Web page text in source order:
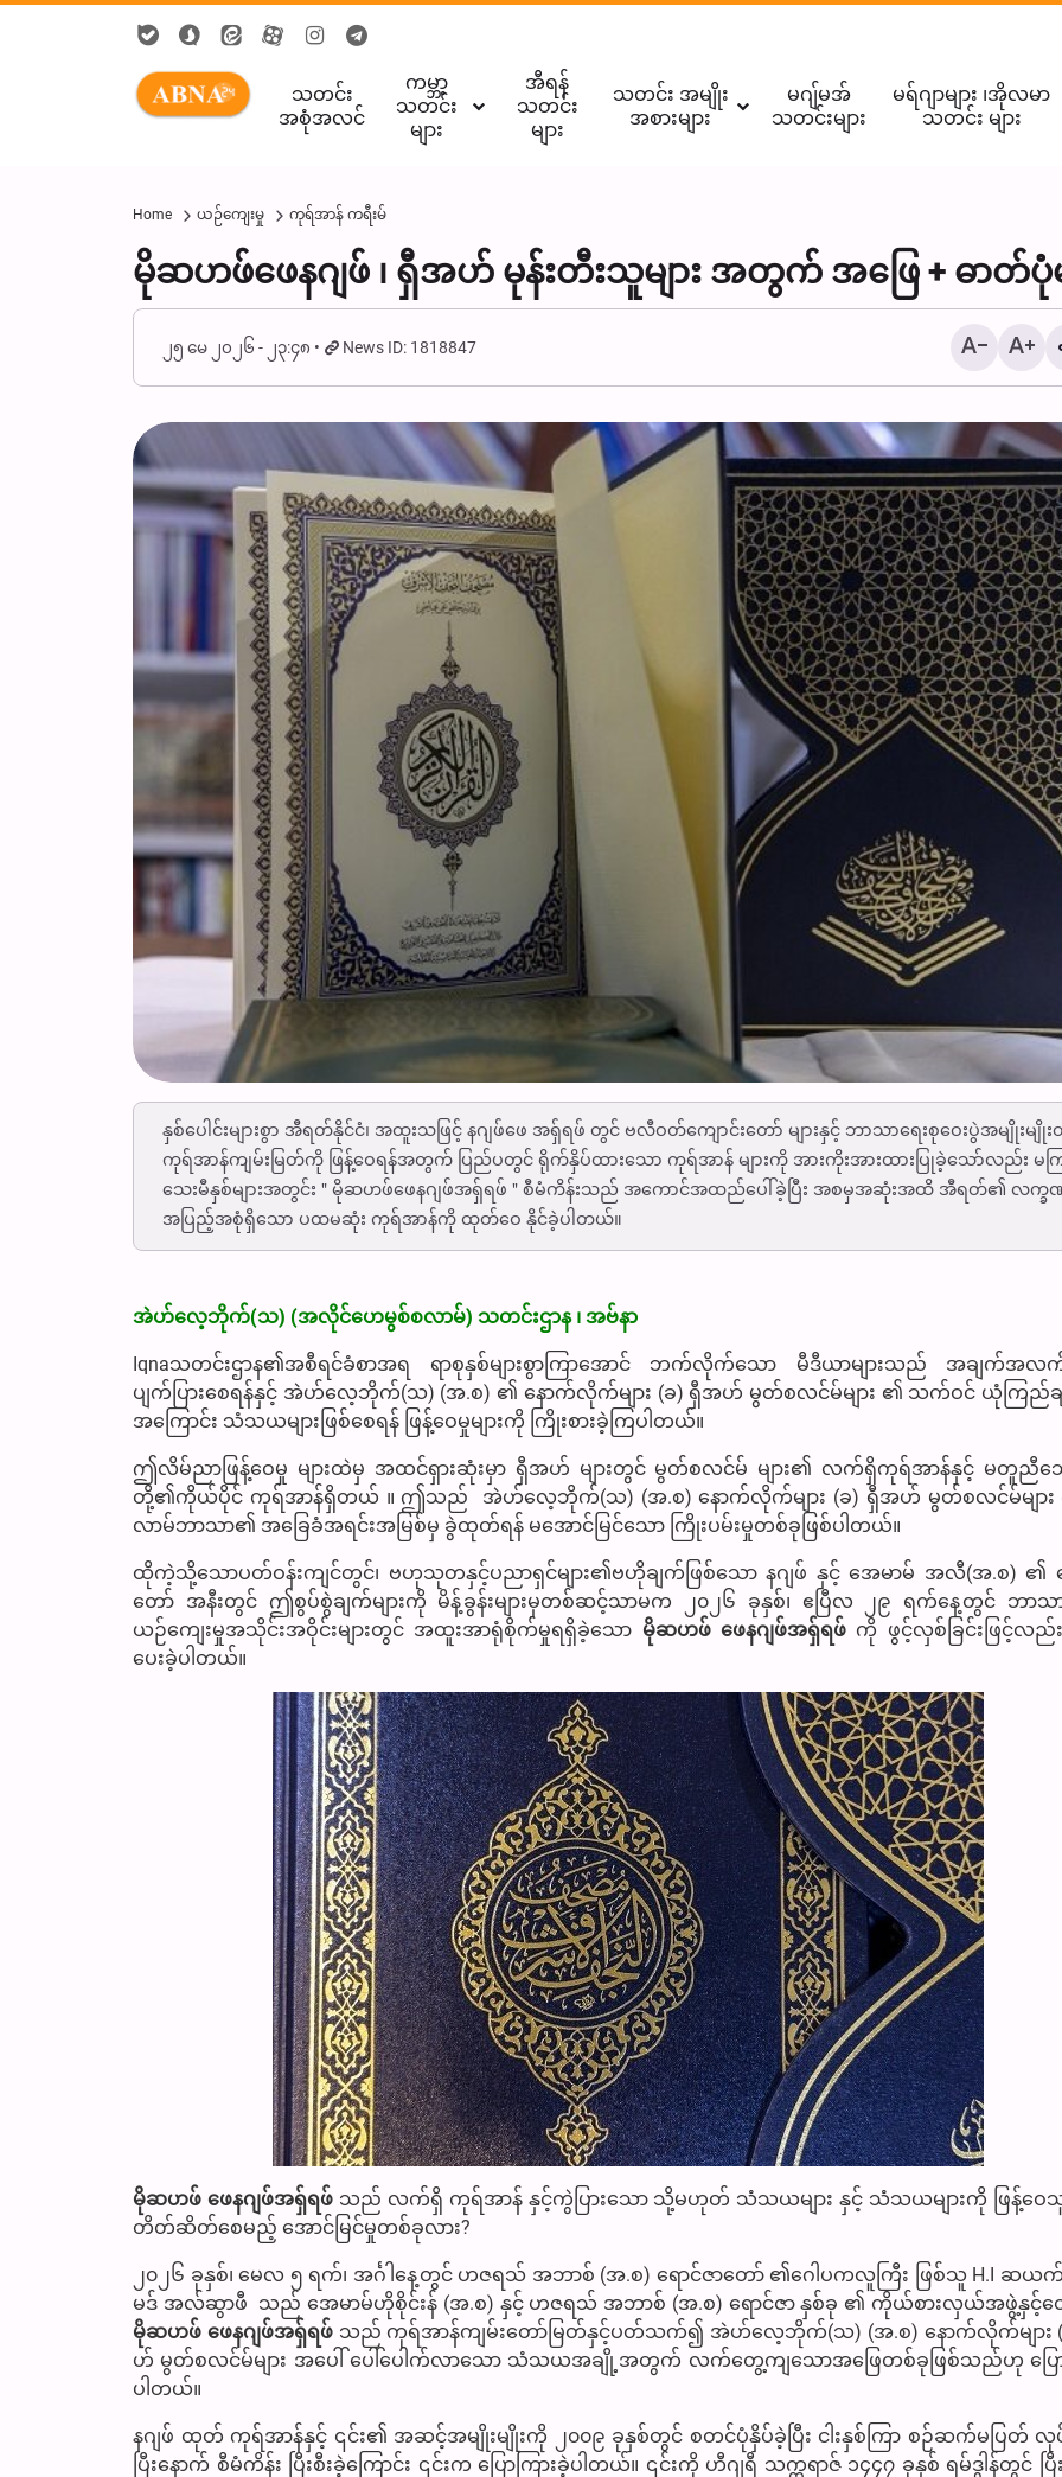
သတင်း
အစုံအလင်
ကမ္ဘာ့
သတင်း
များ
အီရန်
သတင်း
များ
သတင်း အမျိုး
အစားများ
မဂျ်မအ်
သတင်းများ
မရ်ဂျာများ ၊အိုလမာ
သတင်း များ
Home ယဉ်ကျေးမှု ကုရ်အာန် ကရီးမ်
မိုဆဟဖ်ဖေနဂျဖ် ၊ ရှီအဟ် မုန်းတီးသူများ အတွက် အဖြေ + ဓာတ်ပုံမ
၂၅ မေ ၂၀၂၆ - ၂၃:၄၈ News ID: 1818847
နှစ်ပေါင်းများစွာ အီရတ်နိုင်ငံ၊ အထူးသဖြင့် နဂျဖ်ဖေ အရှ်ရဖ် တွင် ဗလီဝတ်ကျောင်းတော် များနှင့် ဘာသာရေးစုဝေးပွဲအမျိုးမျို
ကုရ်အာန်ကျမ်းမြတ်ကို ဖြန့်ဝေရန်အတွက် ပြည်ပတွင် ရိုက်နှိပ်ထားသော ကုရ်အာန် များကို အားကိုးအားထားပြုခဲ့သော်လည်း မက
သေးမီနှစ်များအတွင်း " မိုဆဟဖ်ဖေနဂျဖ်အရှ်ရဖ် " စီမံကိန်းသည် အကောင်အထည်ပေါ်ခဲ့ပြီး အစမှအဆုံးအထိ အီရတ်၏ လက္ခ
အပြည့်အစုံရှိသော ပထမဆုံး ကုရ်အာန်ကို ထုတ်ဝေ နိုင်ခဲ့ပါတယ်။
အဲဟ်လေ့ဘိုက်(သ) (အလိုင်ဟေမွစ်စလာမ်) သတင်းဌာန ၊ အဗ်နာ
Iqnaသတင်းဌာန၏အစီရင်ခံစာအရ ရာစုနှစ်များစွာကြာအောင် ဘက်လိုက်သော မီဒီယာများသည် အချက်အလက်
ပျက်ပြားစေရန်နှင့် အဲဟ်လေ့ဘိုက်(သ) (အ.စ) ၏ နောက်လိုက်များ (ခ) ရှီအဟ် မွတ်စလင်မ်များ ၏ သက်ဝင် ယုံကြည်ချ
အကြောင်း သံသယများဖြစ်စေရန် ဖြန့်ဝေမှုများကို ကြိုးစားခဲ့ကြပါတယ်။
ဤလိမ်ညာဖြန့်‌ဝေမှု များထဲမှ အထင်ရှားဆုံးမှာ ရှီအဟ် များတွင် မွတ်စလင်မ် များ၏ လက်ရှိကုရ်အာန်နှင့် မတူညီသ
တို့၏ကိုယ်ပိုင် ကုရ်အာန်ရှိတယ် ။ ဤသည် အဲဟ်လေ့ဘိုက်(သ) (အ.စ) နောက်လိုက်များ (ခ) ရှီအဟ် မွတ်စလင်မ်များ
လာမ်ဘာသာ၏ အခြေခံအရင်းအမြစ်မှ ခွဲထုတ်ရန် မအောင်မြင်သော ကြိုးပမ်းမှုတစ်ခုဖြစ်ပါတယ်။
ထိုကဲ့သို့သောပတ်ဝန်းကျင်တွင်၊ ဗဟုသုတနှင့်ပညာရှင်များ၏ဗဟိုချက်ဖြစ်သော နဂျဖ် နှင့် အေမာမ် အလီ(အ.စ) ၏ ရ
တော် အနီးတွင် ဤစွပ်စွဲချက်များကို မိန့်ခွန်းများမှတစ်ဆင့်သာမက ၂၀၂၆ ခုနှစ်၊ ဧပြီလ ၂၉ ရက်နေ့တွင် ဘာသာ
ယဉ်ကျေးမှုအသိုင်းအဝိုင်းများတွင် အထူးအာရုံစိုက်မှုရရှိခဲ့သော မိုဆဟဖ် ဖေနဂျဖ်အရှ်ရဖ် ကို ဖွင့်လှစ်ခြင်းဖြင့်လည်
ပေးခဲ့ပါတယ်။
မိုဆဟဖ် ဖေနဂျဖ်အရှ်ရဖ်သည် လက်ရှိ ကုရ်အာန် နှင့်ကွဲပြားသော သို့မဟုတ် သံသယများ နှင့် သံသယများကို ဖြန့်ဝေသူ
တိတ်ဆိတ်စေမည့် အောင်မြင်မှုတစ်ခုလား?
၂၀၂၆ ခုနှစ်၊ မေလ ၅ ရက်၊ အင်္ဂါနေ့တွင် ဟဇရသ် အဘာစ် (အ.စ) ရောင်ဇာတော် ၏ဂေါပကလူကြီး ဖြစ်သူ H.I ဆ
မဒ် အလ်ဆွာဖီ သည် အေမာမ်ဟိုစိုင်းန် (အ.စ) နှင့် ဟဇရသ် အဘာစ် (အ.စ) ရောင်ဇာ နှစ်ခု ၏ ကိုယ်စားလှယ်အဖွဲ့နှင့်
မိုဆဟဖ် ဖေနဂျဖ်အရှ်ရဖ်သည် ကုရ်အာန်ကျမ်းတော်မြတ်နှင့်ပတ်သက်၍ အဲဟ်လေ့ဘိုက်(သ) (အ.စ) နောက်လိုက်များ
ဟ် မွတ်စလင်မ်များ အပေါ် ပေါ်ပေါက်လာသော သံသယအချို့အတွက် လက်တွေ့ကျသောအဖြေတစ်ခုဖြစ်သည်ဟု ပြော
ပါတယ်။
နဂျဖ် ထုတ် ကုရ်အာန်နှင့် ၎င်း၏ အဆင့်အမျိုးမျိုးကို ၂၀၀၉ ခုနှစ်တွင် စတင်ပုံနှိပ်ခဲ့ပြီး ငါးနှစ်ကြာ စဉ်ဆက်မပြတ် လု
ပြီးနောက် စီမံကိန်း ပြီးစီးခဲ့ကြောင်း ၎င်းက ပြောကြားခဲ့ပါတယ်။ ၎င်းကို ဟီဂျရီ သက္ကရာဇ် ၁၄၄၇ ခုနှစ် ရမ်ဒွါန်တွင် ပြီး
ထိုင်းနိုင်ငံရှိ ဒါရိုဇ်ဇဲဟ်ရာ (စ.အ
စ်ဂျစ်ဒ် တွင် ပြုလုပ်သည့် သောက